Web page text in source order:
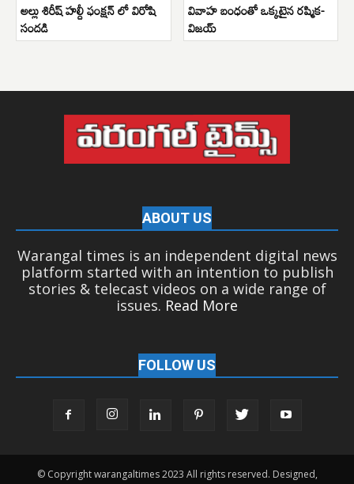
అల్లు శిరీష్ హల్దీ ఫంక్షన్ లో విరోషి
సందడి
వివాహ బంధంతో ఒక్కటైన రష్మిక-
విజయ్
ABOUT US
Warangal times is an independent digital news
platform started with an intention to publish
stories & telecast videos on a wide range of
issues. Read More
FOLLOW US
© Copyright warangaltimes 2023 All rights reserved. Designed,